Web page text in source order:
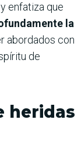
y enfatiza que
la
abordados con
de
heridas